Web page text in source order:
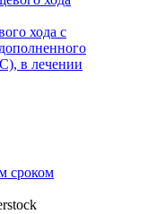
хода с
в лечении